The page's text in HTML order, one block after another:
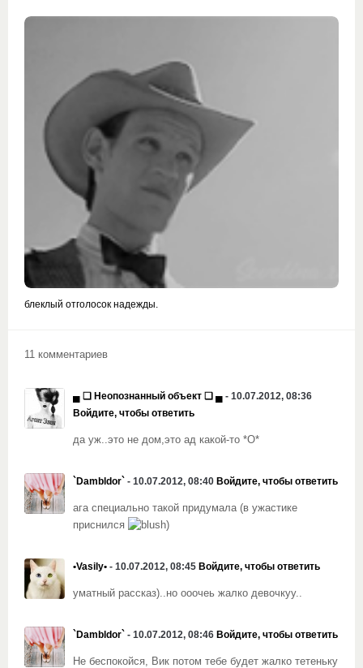
блеклый отголосок надежды.
11 комментариев
▄ ❏ Неопознанный объект ❏ ▄ - 10.07.2012, 08:36
Войдите, чтобы ответить
да уж..это не дом,это ад какой-то *О*
`Dambldor` - 10.07.2012, 08:40 Войдите, чтобы ответить
ага специально такой придумала (в ужастике
приснился
)
•Vasily• - 10.07.2012, 08:45 Войдите, чтобы ответить
уматный рассказ)..но ооочеь жалко девочкуу..
`Dambldor` - 10.07.2012, 08:46 Войдите, чтобы ответить
Не беспокойся, Вик потом тебе будет жалко тетеньку